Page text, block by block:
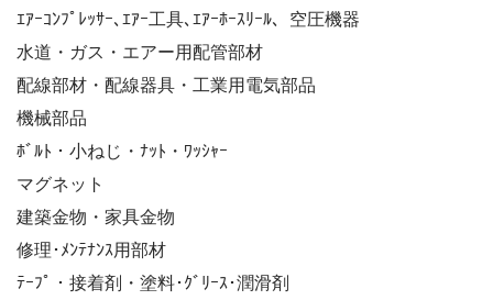
ｴｱｰｺﾝﾌﾟﾚｯｻｰ､ｴｱｰ工具､ｴｱｰﾎｰｽﾘｰﾙ、空圧機器
水道・ガス・エアー用配管部材
配線部材・配線器具・工業用電気部品
機械部品
ﾎﾞﾙﾄ・小ねじ・ﾅｯﾄ・ﾜｯｼｬｰ
マグネット
建築金物・家具金物
修理･ﾒﾝﾃﾅﾝｽ用部材
ﾃｰﾌﾟ・接着剤・塗料･ｸﾞﾘｰｽ･潤滑剤